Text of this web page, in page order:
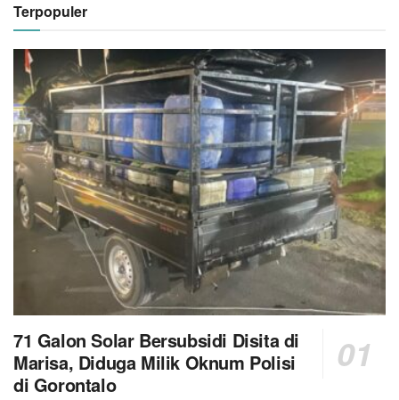
Terpopuler
71 Galon Solar Bersubsidi Disita di
Marisa, Diduga Milik Oknum Polisi
di Gorontalo